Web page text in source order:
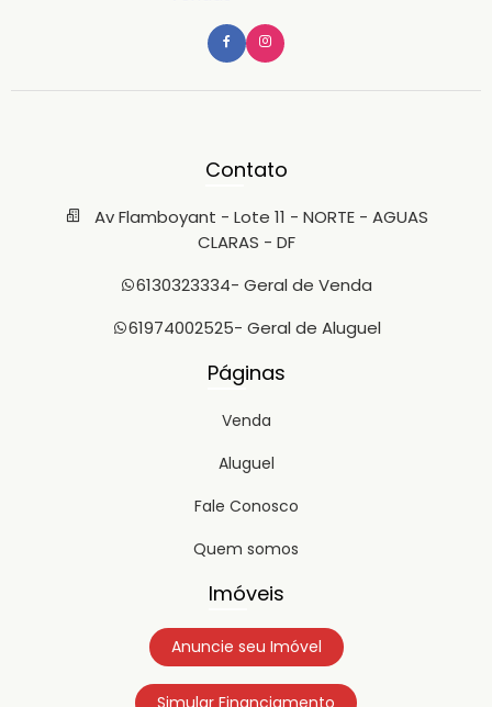
Contato
Av Flamboyant - Lote 11 - NORTE - AGUAS
CLARAS - DF
6130323334- Geral de Venda
61974002525- Geral de Aluguel
Páginas
Venda
Aluguel
Fale Conosco
Quem somos
Imóveis
Anuncie seu Imóvel
Simular Financiamento